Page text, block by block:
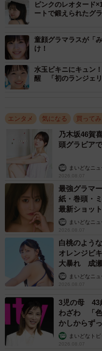
ピンクのレオタード
ートで鍛えられたグ
童顔グラマラスが「
け！
水玉ビキニにキュン
醒 「初のランジェリ
エンタメ 気になる 買って
乃木坂46賀
頭グラビア
まいどなニ
2026.08.07
最強グラマ
紙・巻頭・
最新ショッ
ています」
たい」
まいどなニ
2026.08.07
白桃のよう
オレンジビ
大暴れ 成瀬
まいどなニ
2026.08.07
3児の母 43
わざわ 「色
かしからず
まいどなトピ
2026.08.07